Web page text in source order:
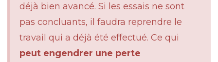
déjà bien avancé. Si les essais ne sont
pas concluants, il faudra reprendre le
travail qui a déjà été effectué. Ce qui
peut engendrer une perte